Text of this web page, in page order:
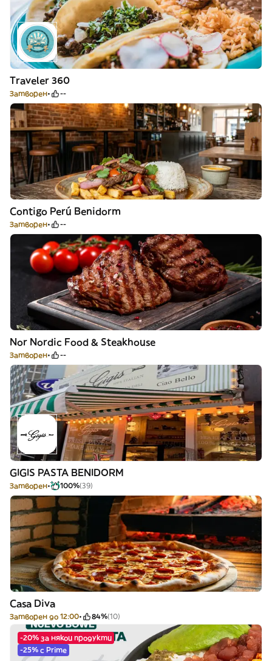
Traveler 360
Затворен --
Contigo Perú Benidorm
Затворен --
Nor Nordic Food & Steakhouse
Затворен --
GIGIS PASTA BENIDORM
Затворен 100%(39)
Casa Diva
Затворен до 12:00 84%(10)
-20% за някои продукти
-25% с Prime